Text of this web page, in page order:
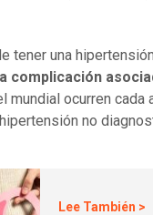
tener una
complicación
mundial ocurren
no
Lee También >